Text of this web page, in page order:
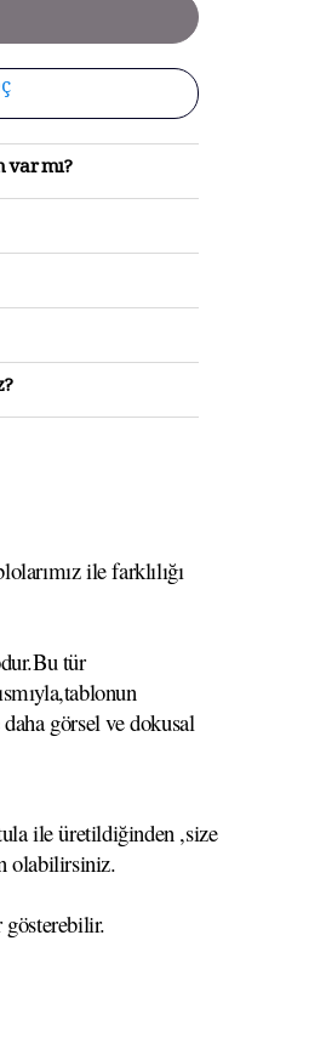
mı?
ile farklılığı
tür
görsel ve dokusal
ile üretildiğinden ,size
olabilirsiniz.
gösterebilir.